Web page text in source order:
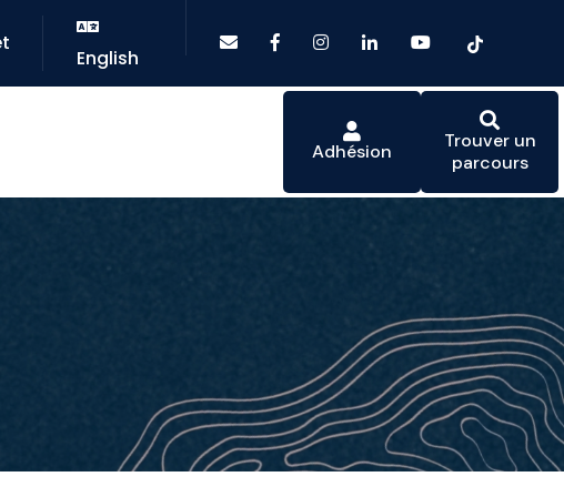
English
Adhésion
Trouver un
parcours